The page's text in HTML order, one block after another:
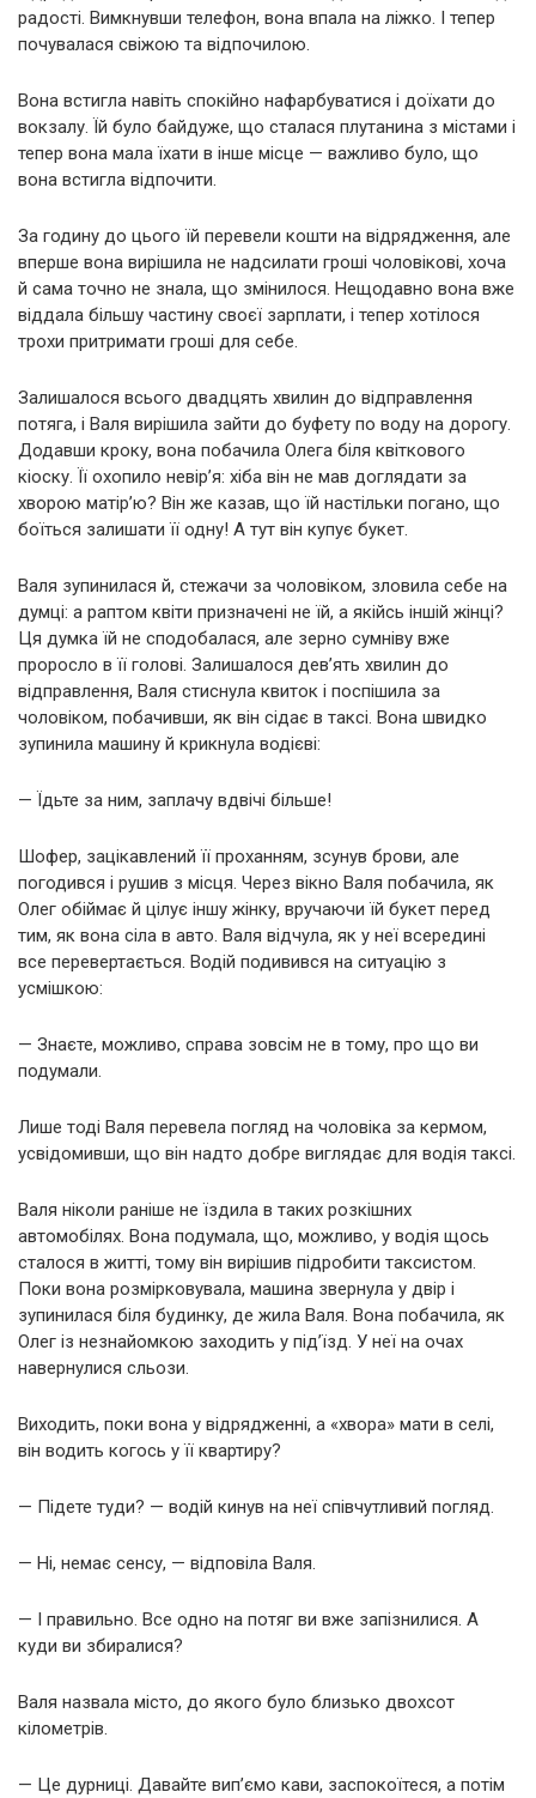
радості. Вимкнувши телефон, вона впала на ліжко. І тепер
почувалася свіжою та відпочилою.
Вона встигла навіть спокійно нафарбуватися і доїхати до
вокзалу. Їй було байдуже, що сталася плутанина з містами і
тепер вона мала їхати в інше місце — важливо було, що
вона встигла відпочити.
За годину до цього їй перевели кошти на відрядження, але
вперше вона вирішила не надсилати гроші чоловікові, хоча
й сама точно не знала, що змінилося. Нещодавно вона вже
віддала більшу частину своєї зарплати, і тепер хотілося
трохи притримати гроші для себе.
Залишалося всього двадцять хвилин до відправлення
потяга, і Валя вирішила зайти до буфету по воду на дорогу.
Додавши кроку, вона побачила Олега біля квіткового
кіоску. Її охопило невір’я: хіба він не мав доглядати за
хворою матір’ю? Він же казав, що їй настільки погано, що
боїться залишати її одну! А тут він купує букет.
Валя зупинилася й, стежачи за чоловіком, зловила себе на
думці: а раптом квіти призначені не їй, а якійсь іншій жінці?
Ця думка їй не сподобалася, але зерно сумніву вже
проросло в її голові. Залишалося дев’ять хвилин до
відправлення, Валя стиснула квиток і поспішила за
чоловіком, побачивши, як він сідає в таксі. Вона швидко
зупинила машину й крикнула водієві:
— Їдьте за ним, заплачу вдвічі більше!
Шофер, зацікавлений її проханням, зсунув брови, але
погодився і рушив з місця. Через вікно Валя побачила, як
Олег обіймає й цілує іншу жінку, вручаючи їй букет перед
тим, як вона сіла в авто. Валя відчула, як у неї всередині
все перевертається. Водій подивився на ситуацію з
усмішкою:
— Знаєте, можливо, справа зовсім не в тому, про що ви
подумали.
Лише тоді Валя перевела погляд на чоловіка за кермом,
усвідомивши, що він надто добре виглядає для водія таксі.
Валя ніколи раніше не їздила в таких розкішних
автомобілях. Вона подумала, що, можливо, у водія щось
сталося в житті, тому він вирішив підробити таксистом.
Поки вона розмірковувала, машина звернула у двір і
зупинилася біля будинку, де жила Валя. Вона побачила, як
Олег із незнайомкою заходить у під’їзд. У неї на очах
навернулися сльози.
Виходить, поки вона у відрядженні, а «хвора» мати в селі,
він водить когось у її квартиру?
— Підете туди? — водій кинув на неї співчутливий погляд.
— Ні, немає сенсу, — відповіла Валя.
— І правильно. Все одно на потяг ви вже запізнилися. А
куди ви збиралися?
Валя назвала місто, до якого було близько двохсот
кілометрів.
— Це дурниці. Давайте вип’ємо кави, заспокоїтеся, а потім